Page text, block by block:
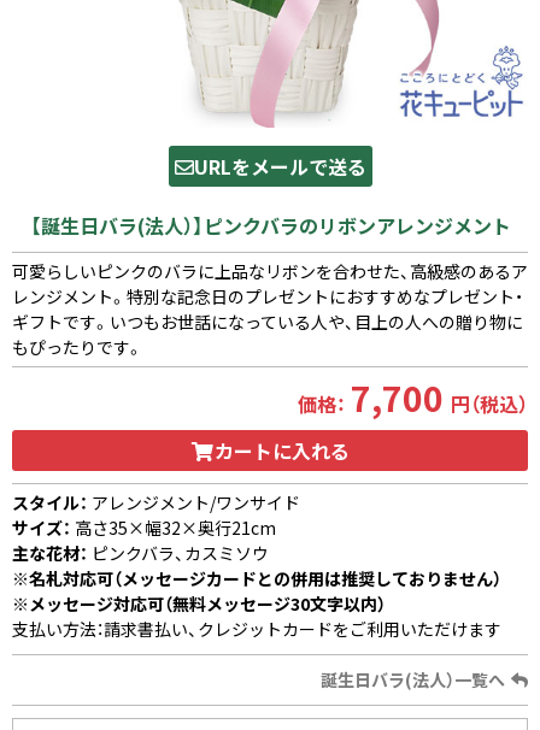
URLをメールで送る
【誕生日バラ(法人）】ピンクバラのリボンアレンジメント
可愛らしいピンクのバラに上品なリボンを合わせた、高級感のあるア
レンジメント。特別な記念日のプレゼントにおすすめなプレゼント・
ギフトです。いつもお世話になっている人や、目上の人への贈り物に
もぴったりです。
価格： 7,700 円（税込）
カートに入れる
スタイル： アレンジメント/ワンサイド
サイズ： 高さ35×幅32×奥行21cm
主な花材： ピンクバラ、カスミソウ
※名札対応可（メッセージカードとの併用は推奨しておりません）
※メッセージ対応可（無料メッセージ30文字以内）
支払い方法：請求書払い、クレジットカードをご利用いただけます
誕生日バラ(法人）一覧へ